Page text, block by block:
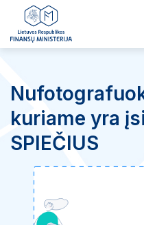
kuriame yra
SPIEČIUS